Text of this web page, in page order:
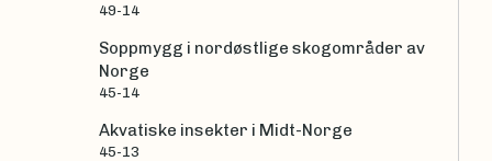
49-14
Soppmygg i nordøstlige skogområder av
Norge
45-14
Akvatiske insekter i Midt-Norge
45-13